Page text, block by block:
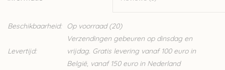
Beschikbaarheid: Op voorraad(20)
Levertijd:
Verzendingen gebeuren op dinsdag en
vrijdag. Gratis levering vanaf 100 euro in
België, vanaf 150 euro in Nederland